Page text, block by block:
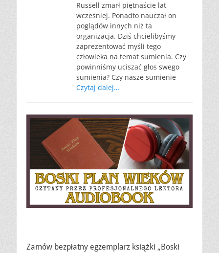
Russell zmarł piętnaście lat
wcześniej. Ponadto nauczał on
poglądów innych niż ta
organizacja. Dziś chcielibyśmy
zaprezentować myśli tego
człowieka na temat sumienia. Czy
powinniśmy uciszać głos swego
sumienia? Czy nasze sumienie
Czytaj dalej…
Zamów bezpłatny egzemplarz książki „Boski